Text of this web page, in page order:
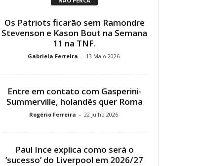
Os Patriots ficarão sem Ramondre
Stevenson e Kason Bout na Semana
11 na TNF.
Gabriela Ferreira - 13 Maio 2026
Entre em contato com Gasperini-
Summerville, holandês quer Roma
Rogério Ferreira - 22 Julho 2026
Paul Ince explica como será o
‘sucesso’ do Liverpool em 2026/27